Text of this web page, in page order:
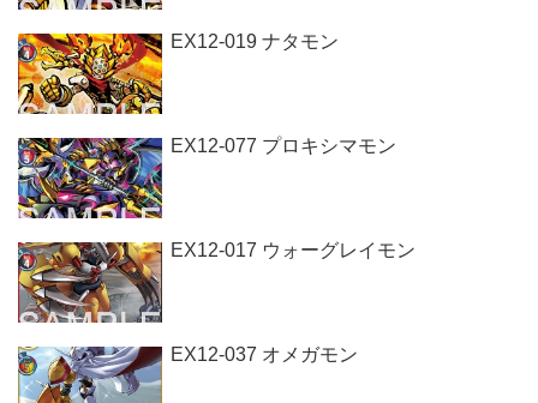
EX12-019 ナタモン
EX12-077 プロキシマモン
EX12-017 ウォーグレイモン
EX12-037 オメガモン